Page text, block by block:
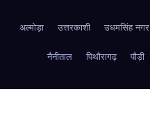
अल्मोड़ा उत्तरकाशी उधमसिंह नगर
नैनीताल पिथौरागढ़ पौड़ी